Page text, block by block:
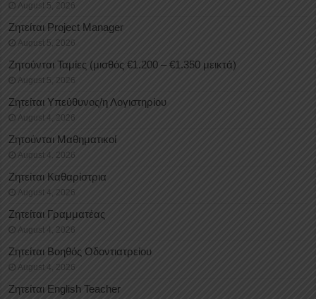
August 5, 2026
Ζητείται Project Manager
August 5, 2026
Ζητούνται Ταμίες (μισθός €1.200 – €1.350 μεικτά)
August 5, 2026
Ζητείται Υπεύθυνος/η Λογιστηρίου
August 4, 2026
Ζητούνται Μαθηματικοί
August 4, 2026
Ζητείται Καθαρίστρια
August 4, 2026
Ζητείται Γραμματέας
August 4, 2026
Ζητείται Βοηθός Οδοντιατρείου
August 4, 2026
Ζητείται English Teacher